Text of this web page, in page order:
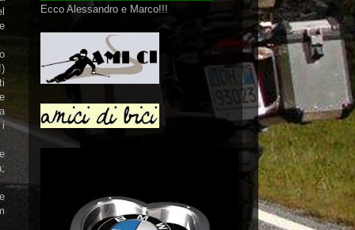
i
Ecco Alessandro e Marco!!!